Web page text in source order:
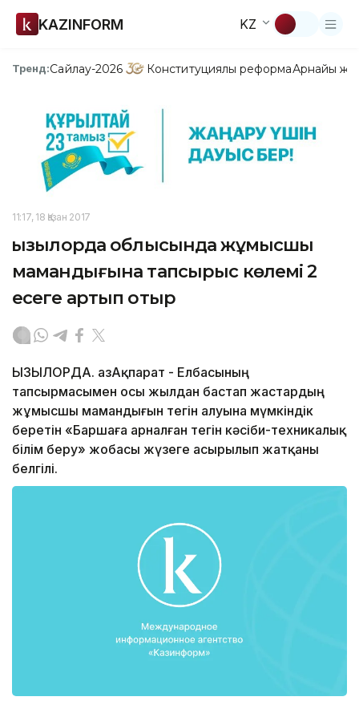
KAZINFORM KZ
Тренд:Сайлау-2026 Конституциялық реформаАрнайы
11:17, 18 Қазан 2017
Қызылорда облысында жұмысшы
мамандығына тапсырыс көлемі 2
есеге артып отыр
ҚЫЗЫЛОРДА. ҚазАқпарат - Елбасының
тапсырмасымен осы жылдан бастап жастардың
жұмысшы мамандығын тегін алуына мүмкіндік
беретін «Баршаға арналған тегін кәсіби-техникалық
білім беру» жобасы жүзеге асырылып жатқаны
белгілі.